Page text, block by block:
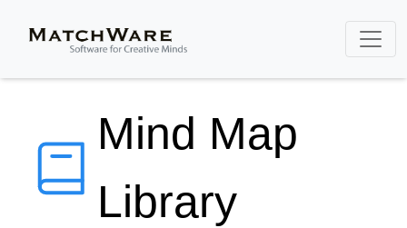
Mind Map
Library